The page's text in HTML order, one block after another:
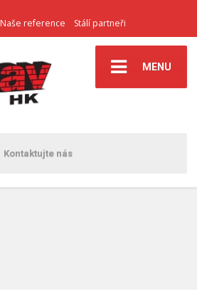
Naše reference Stálí partneři
MENU
Kontaktujte nás